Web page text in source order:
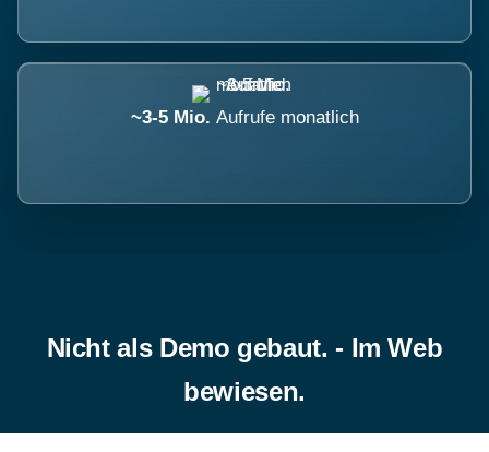
~3-5 Mio. Aufrufe monatlich
Nicht als Demo gebaut. - Im Web
bewiesen.